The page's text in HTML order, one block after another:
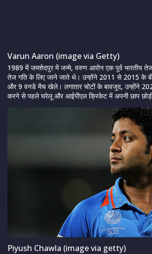
Varun Aaron (image via Getty)
1989 में जमशेदपुर में जन्मे, वरुण आरोन एक पूर्व भारतीय
तेज गति के लिए जाने जाते थे। उन्होंने 2011 से 2015 के
और 9 वनडे मैच खेले। लगातार चोटों के बावजूद, उन्होंने
करने से पहले घरेलू और आईपीएल क्रिकेट में अपनी छाप
Piyush Chawla (image via getty)